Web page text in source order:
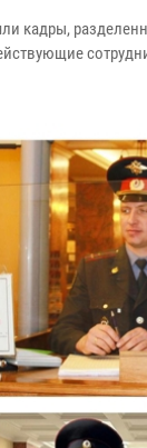
кадры,